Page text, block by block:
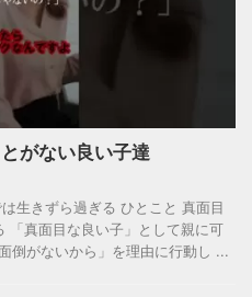
がない良い子達
生きずら過ぎる ひとこと 真面目
「真面目な良い子」として親に可
倒がないから」を理由に行動し ...